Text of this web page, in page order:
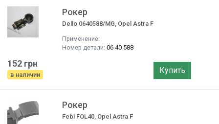
Рокер
Dello 0640588/MG, Opel Astra F
Применение:
Номер детали: 06 40 588
152 грн
в наличии Купить
Рокер
Febi FOL40, Opel Astra F